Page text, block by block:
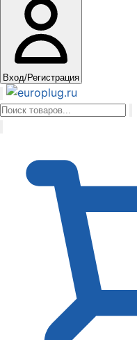
Вход/Регистрация